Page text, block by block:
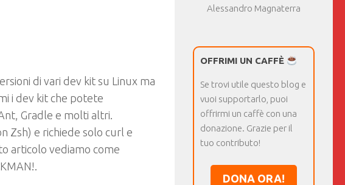
di vari dev kit su Linux ma
i dev kit che potete
Gradle e molti altri.
Zsh) e richiede solo curl e
articolo vediamo come
Alessandro Magnaterra
OFFRIMI UN CAFFÈ
Se trovi utile questo blog e
vuoi supportarlo, puoi
offrirmi un caffè con una
donazione. Grazie per il
tuo contributo!
DONA ORA!